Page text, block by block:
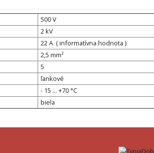
500 V
2 kV
22 A ( informatívna hodnota )
2,5 mm²
5
ľankové
- 15 ... +70 °C
biela